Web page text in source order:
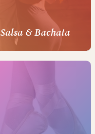
Salsa & Bachata